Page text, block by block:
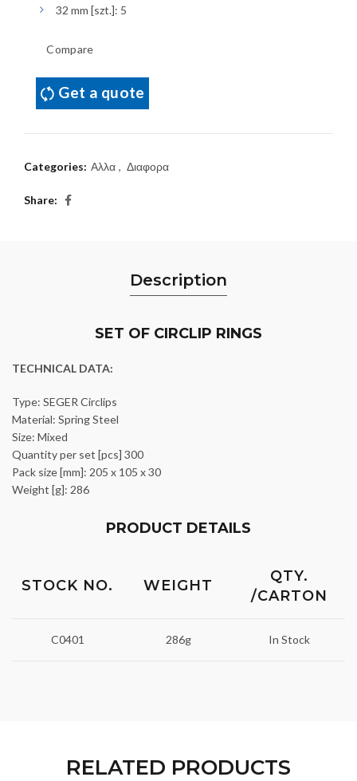
32 mm [szt.]: 5
Compare
Get a quote
Categories: Αλλα , Διαφορα
Share
Description
SET OF CIRCLIP RINGS
TECHNICAL DATA:
Type: SEGER Circlips
Material: Spring Steel
Size: Mixed
Quantity per set [pcs] 300
Pack size [mm]: 205 x 105 x 30
Weight [g]: 286
PRODUCT DETAILS
STOCK NO. WEIGHT
QTY.
/CARTON
C0401 286g In Stock
RELATED PRODUCTS